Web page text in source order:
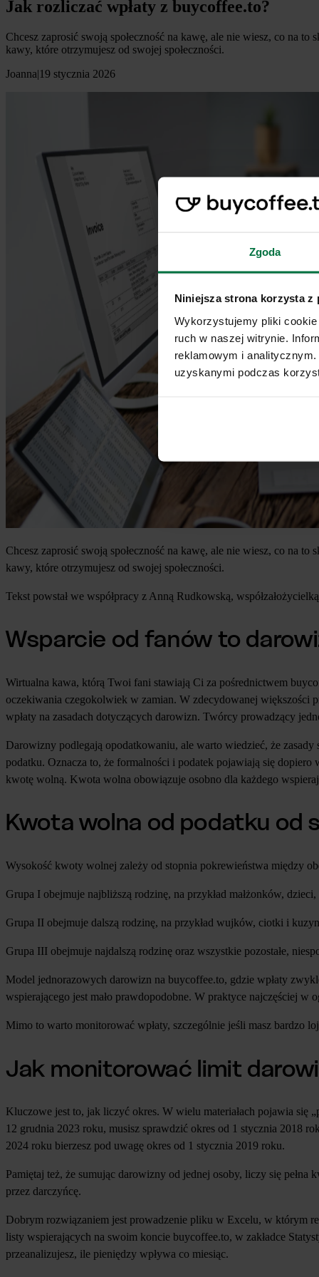
Zgoda
Niniejsza strona korzysta z
Wykorzystujemy pliki
ruch w naszej witrynie.
reklamowym i
uzyskanymi podczas
Jak rozliczać wpłaty z buycoffee.to?
Chcesz zaprosić swoją społeczność na kawę, ale nie wiesz, co na
kawy, które otrzymujesz od swojej społeczności.
Joanna|19 stycznia 2026
Chcesz zaprosić swoją społeczność na kawę, ale nie wiesz, co na
kawy, które otrzymujesz od swojej społeczności.
Tekst powstał we współpracy z Anną Rudkowską,
Wsparcie od fanów to
Wirtualna kawa, którą Twoi fani stawiają Ci za pośrednictwem
oczekiwania czegokolwiek w zamian. W zdecydowanej większości
wpłaty na zasadach dotyczących darowizn. Twórcy prowadzący
Darowizny podlegają opodatkowaniu, ale warto wiedzieć, że
podatku. Oznacza to, że formalności i podatek pojawiają się
kwotę wolną. Kwota wolna obowiązuje osobno dla każdego
Kwota wolna od podatku od
Wysokość kwoty wolnej zależy od stopnia pokrewieństwa między
Grupa I obejmuje najbliższą rodzinę, na przykład małżonków,
Grupa II obejmuje dalszą rodzinę, na przykład wujków, ciotki i
Grupa III obejmuje najdalszą rodzinę oraz wszystkie pozostałe,
Model jednorazowych darowizn na buycoffee.to, gdzie wpłaty
wspierającego jest mało prawdopodobne. W praktyce najczęściej w
Mimo to warto monitorować wpłaty, szczególnie jeśli masz bardzo
Jak monitorować limit
Kluczowe jest to, jak liczyć okres. W wielu materiałach pojawia się
12 grudnia 2023 roku, musisz sprawdzić okres od 1 stycznia 2018
2024 roku bierzesz pod uwagę okres od 1 stycznia 2019 roku.
Pamiętaj też, że sumując darowizny od jednej osoby, liczy się
przez darczyńcę.
Dobrym rozwiązaniem jest prowadzenie pliku w Excelu, w którym
listy wspierających na swoim koncie buycoffee.to, w zakładce
przeanalizujesz, ile pieniędzy wpływa co miesiąc.